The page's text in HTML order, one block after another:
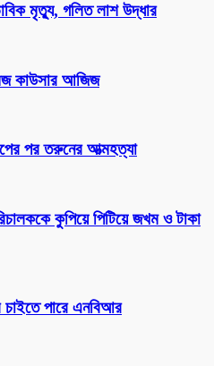
মৃত্যু, গলিত লাশ উদ্ধার
কাউসার আজিজ
পর তরুনের আত্মহত্যা
কুপিয়ে পিটিয়ে জখম ও টাকা
পারে এনবিআর